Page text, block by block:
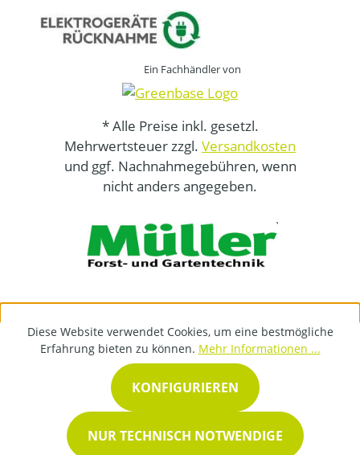
Ein Fachhändler von
* Alle Preise inkl. gesetzl.
Mehrwertsteuer zzgl. Versandkosten
und ggf. Nachnahmegebühren, wenn
nicht anders angegeben.
Diese Website verwendet Cookies, um eine bestmögliche
Erfahrung bieten zu können. Mehr Informationen ...
NUR TECHNISCH NOTWENDIGE
KONFIGURIEREN